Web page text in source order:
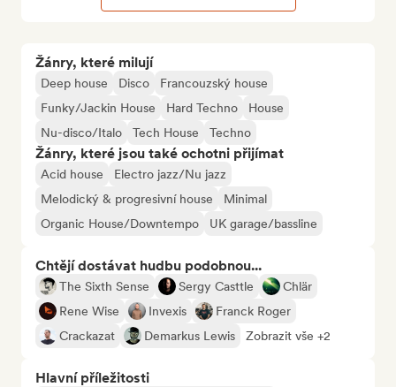
Žánry, které milují
Deep house Disco
Francouzský house
Funky/Jackin House
Hard Techno
House
Nu-disco/Italo
Tech House Techno
Žánry, které jsou také ochotni přijímat
Acid house
Electro jazz/Nu jazz
Melodický & progresivní house
Minimal
Organic House/Downtempo
UK garage/bassline
Chtějí dostávat hudbu podobnou...
The Sixth Sense Sergy Casttle
Chlär
Rene Wise
Invexis
Franck Roger
Crackazat
Demarkus Lewis Zobrazit vše +2
Hlavní příležitosti